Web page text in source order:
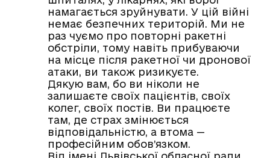
намагається зруйнувати. У цій війні
немає безпечних територій. Ми не
раз чуємо про повторні ракетні
обстріли, тому навіть прибуваючи
на місце після ракетної чи дронової
атаки, ви також ризикуєте.
Дякую вам, бо ви ніколи не
залишаєте своїх пацієнтів, своїх
колег, своїх постів. Ви працюєте
там, де страх змінюється
відповідальністю, а втома —
професійним обов’язком.